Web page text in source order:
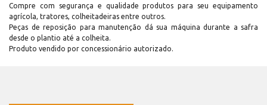
Compre com segurança e qualidade produtos para seu equipamento
agrícola, tratores, colheitadeiras entre outros.
Peças de reposição para manutenção dá sua máquina durante a safra
desde o plantio até a colheita.
Produto vendido por concessionário autorizado.